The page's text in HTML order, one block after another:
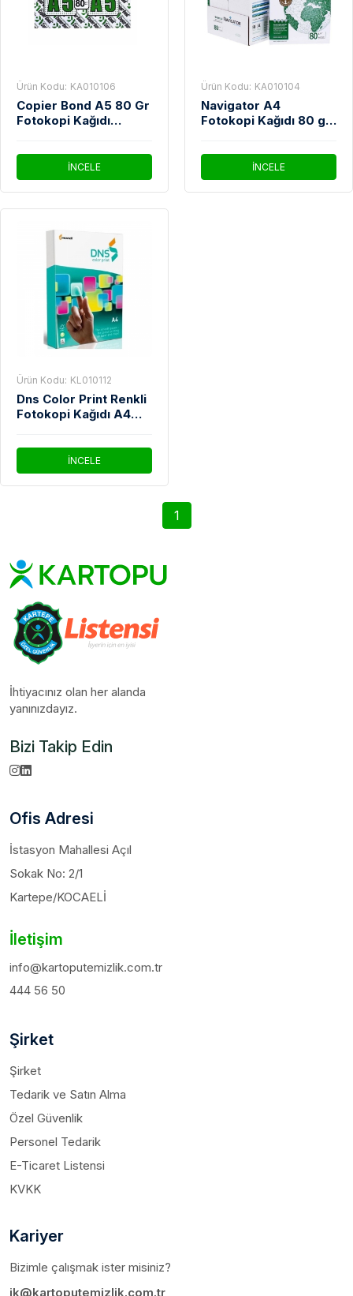
Ürün Kodu: KA010106
Copier Bond A5 80 Gr
Fotokopi Kağıdı
İNCELE
Ürün Kodu: KA010104
Navigator A4
Fotokopi Kağıdı 80 g 1
Sayfa)
İNCELE
Ürün Kodu: KL010112
Dns Color Print Renkli
Fotokopi Kağıdı A4
İNCELE
1
İhtiyacınız olan her alanda
yanınızdayız.
Bizi Takip Edin
Ofis Adresi
İstasyon Mahallesi Açıl
Sokak No: 2/1
Kartepe/KOCAELİ
İletişim
info@kartoputemizlik.com.tr
444 56 50
Şirket
Şirket
Tedarik ve Satın Alma
Özel Güvenlik
Personel Tedarik
E-Ticaret Listensi
KVKK
Kariyer
Bizimle çalışmak ister misiniz?
ik@kartoputemizlik.com.tr